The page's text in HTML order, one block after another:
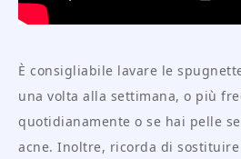
È consigliabile lavare le
una volta alla settimana, o più
quotidianamente o se hai pelle
acne. Inoltre, ricorda di